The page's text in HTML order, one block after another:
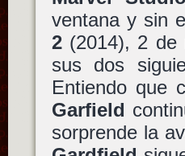
ventana y sin
2(2014), 2 de
sus dos
Entiendo que
Garfield
sorprende la